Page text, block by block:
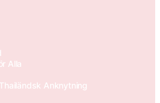
Alla
Anknytning